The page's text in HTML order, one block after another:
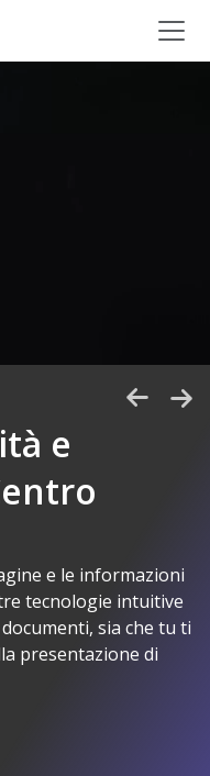
e
e le informazioni
tecnologie intuitive
sia che tu ti
presentazione di
Alaris ha senso
Scanners